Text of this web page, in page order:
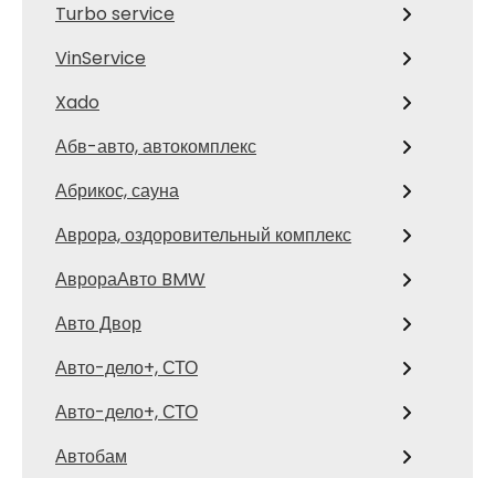
Turbo service
VinService
Xado
Абв-авто, автокомплекс
Абрикос, сауна
Аврора, оздоровительный комплекс
АврораАвто BMW
Авто Двор
Авто-дело+, СТО
Авто-дело+, СТО
Автобам